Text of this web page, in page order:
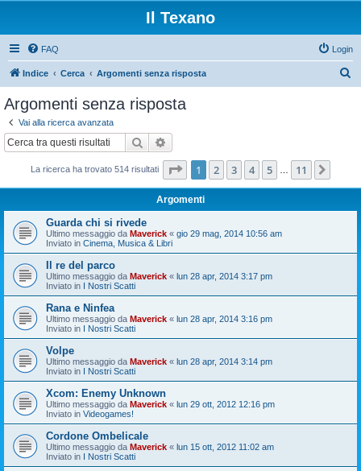
Il Texano
FAQ Login
Indice Cerca Argomenti senza risposta
Argomenti senza risposta
Vai alla ricerca avanzata
Cerca
La ricerca ha trovato 514 risultati Pagina di 11
1 2 3 4 5 11
Argomenti
Guarda chi si rivede
Ultimo messaggio da Maverick « gio 29 mag, 2014 10:56 am
Inviato in Cinema, Musica & Libri
Il re del parco
Ultimo messaggio da Maverick « lun 28 apr, 2014 3:17 pm
Inviato in I Nostri Scatti
Rana e Ninfea
Ultimo messaggio da Maverick « lun 28 apr, 2014 3:16 pm
Inviato in I Nostri Scatti
Volpe
Ultimo messaggio da Maverick « lun 28 apr, 2014 3:14 pm
Inviato in I Nostri Scatti
Xcom: Enemy Unknown
Ultimo messaggio da Maverick « lun 29 ott, 2012 12:16 pm
Inviato in Videogames!
Cordone Ombelicale
Ultimo messaggio da Maverick « lun 15 ott, 2012 11:02 am
Inviato in I Nostri Scatti